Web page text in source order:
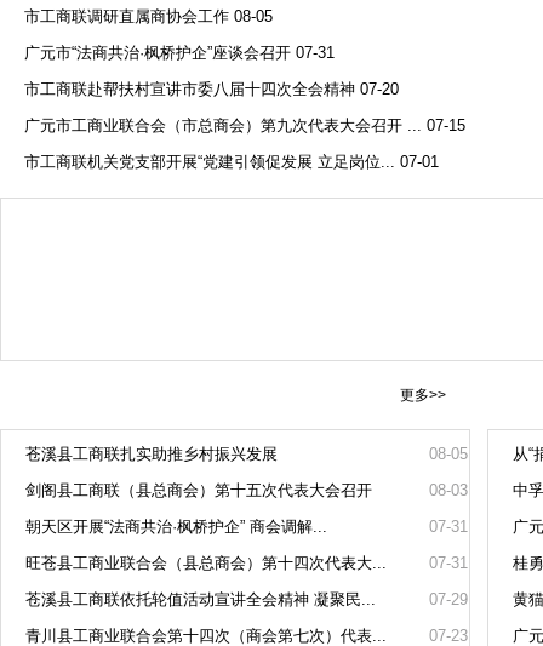
市工商联调研直属商协会工作 08-05
广元市“法商共治·枫桥护企”座谈会召开 07-31
市工商联赴帮扶村宣讲市委八届十四次全会精神 07-20
广元市工商业联合会（市总商会）第九次代表大会召开 ... 07-15
市工商联机关党支部开展“党建引领促发展 立足岗位... 07-01
更多>>
苍溪县工商联扎实助推乡村振兴发展
08-05
剑阁县工商联（县总商会）第十五次代表大会召开
08-03
朝天区开展“法商共治·枫桥护企” 商会调解...
07-31
旺苍县工商业联合会（县总商会）第十四次代表大...
07-31
苍溪县工商联依托轮值活动宣讲全会精神 凝聚民...
07-29
青川县工商业联合会第十四次（商会第七次）代表...
07-23
从“
中
广
桂
黄
广